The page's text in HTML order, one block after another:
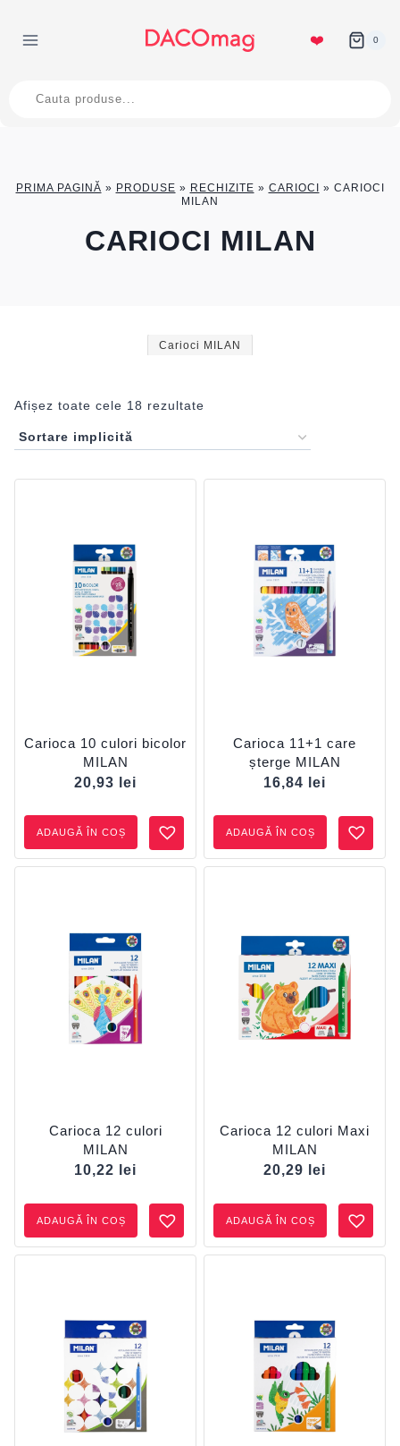
content
❤️ 0
search
PRIMA PAGINĂ » PRODUSE » RECHIZITE » CARIOCI » CARIOCI
MILAN
CARIOCI MILAN
Afișez toate cele 18 rezultate
Carioca 10 culori bicolor
MILAN
20,93
lei
ADAUGĂ ÎN COȘ
Carioca 11+1 care
șterge MILAN
16,84
lei
ADAUGĂ ÎN COȘ
Carioca 12 culori
MILAN
10,22
lei
ADAUGĂ ÎN COȘ
Carioca 12 culori Maxi
MILAN
20,29
lei
ADAUGĂ ÎN COȘ
Carioci MILAN